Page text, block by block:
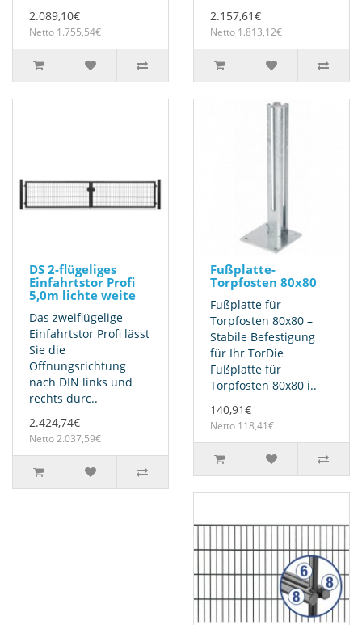
2.089,10€
Netto 1.755,54€
2.157,61€
Netto 1.813,12€
DS 2-flügeliges
Einfahrtstor Profi
5,0m lichte weite
Das zweiflügelige
Einfahrtstor Profi lässt
Sie die
Öffnungsrichtung
nach DIN links und
rechts durc..
2.424,74€
Netto 2.037,59€
Fußplatte-
Torpfosten 80x80
Fußplatte für
Torpfosten 80x80 –
Stabile Befestigung
für Ihr TorDie
Fußplatte für
Torpfosten 80x80 i..
140,91€
Netto 118,41€